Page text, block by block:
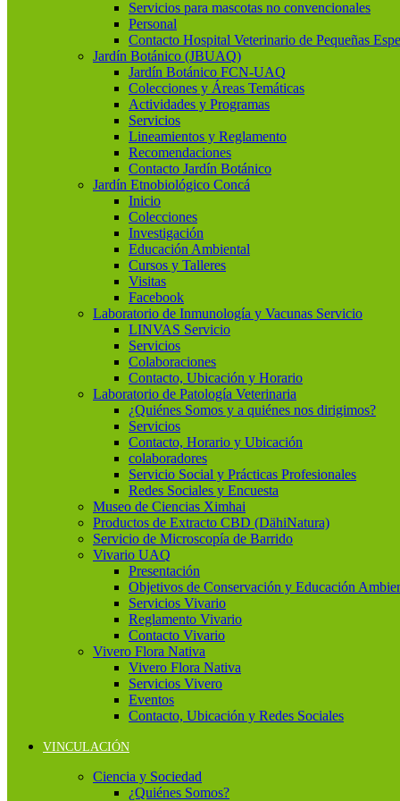
Servicios para mascotas no convencionales
Personal
Contacto Hospital Veterinario de Pequeñas
Jardín Botánico (JBUAQ)
Jardín Botánico FCN-UAQ
Colecciones y Áreas Temáticas
Actividades y Programas
Servicios
Lineamientos y Reglamento
Recomendaciones
Contacto Jardín Botánico
Jardín Etnobiológico Concá
Inicio
Colecciones
Investigación
Educación Ambiental
Cursos y Talleres
Visitas
Facebook
Laboratorio de Inmunología y Vacunas Servicio
LINVAS Servicio
Servicios
Colaboraciones
Contacto, Ubicación y Horario
Laboratorio de Patología Veterinaria
¿Quiénes Somos y a quiénes nos dirigimos?
Servicios
Contacto, Horario y Ubicación
colaboradores
Servicio Social y Prácticas Profesionales
Redes Sociales y Encuesta
Museo de Ciencias Ximhai
Productos de Extracto CBD (DähiNatura)
Servicio de Microscopía de Barrido
Vivario UAQ
Presentación
Objetivos de Conservación y Educación
Servicios Vivario
Reglamento Vivario
Contacto Vivario
Vivero Flora Nativa
Vivero Flora Nativa
Servicios Vivero
Eventos
Contacto, Ubicación y Redes Sociales
VINCULACIÓN
Ciencia y Sociedad
¿Quiénes Somos?